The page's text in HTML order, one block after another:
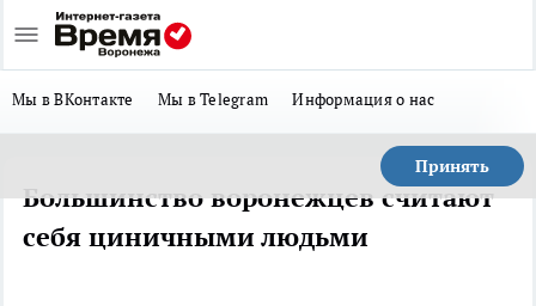
Мы в ВКонтакте Мы в Telegram Информация о нас
Принять
Большинство воронежцев считают
себя циничными людьми